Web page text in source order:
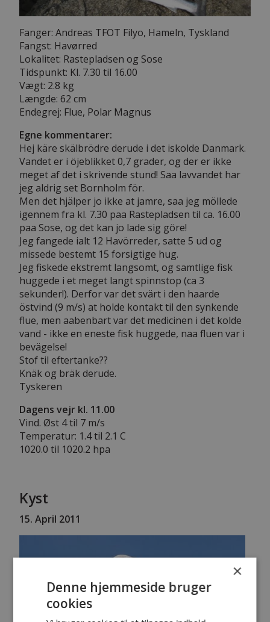
Fanger: Andreas TFOT Filyo, Hameln, Tyskland
Fangst: Havørred
Lokalitet: Rastepladsen og Sose
Tidspunkt: Kl. 7.30 til 16.00
Vægt: 2.8 kg
Længde: 62 cm
Endegrej: Flue, Polar Magnus
Egne kommentarer:
Hej käre skälbrödre derude i det iskolde Danmark.
Vandet er i öjeblikket 0,7 grader, og der er ikke
meget af det i skrivende stund! Saa lavvandet har
jeg aldrig set Bornholm för.
Men det hjälper jo ikke at jamre, saa jeg möllede
igennem fra kl. 7.30 paa Rastepladsen til ca. 16.00
paa Sose, og det kan jo lade sig göre!
Jeg fangede ialt 12 Havörreder, satte 5 ud og
missede bestemt 15 forsigtige hug.
Jeg fiskede ekstremt langsomt, og samtlige fisk
huggede i et meget langt spinnstop (ca 3
sekunder!). Derfor var det svärt i den haarde
östvind (9 m/s) at holde kontakt til den synkende
flue, men aabenbart var det medicinen i det kolde
vand - ikke en eneste fisk huggede, naa fluen var i
bevägelse!
Stof til eftertanke??
Knäk og bräk derude.
Tyskeren
Dagens vejr kl. 11.00
Vind. Øst 4 til 7 m/s
Temperatur: 1.4 til 2.1 C
1020.0 til 1020.2 hpa
Kyst
15. April 2011
×
Denne hjemmeside bruger
cookies